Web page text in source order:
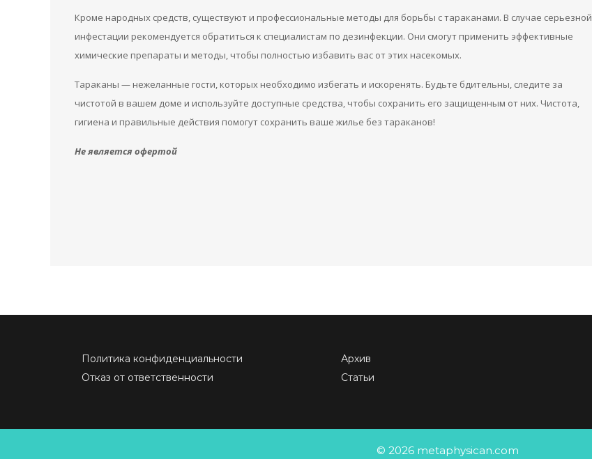
Кроме народных средств, существуют и профессиональные методы для борьбы с тараканами. В случае серьезной
инфестации рекомендуется обратиться к специалистам по дезинфекции. Они смогут применить эффективные
химические препараты и методы, чтобы полностью избавить вас от этих насекомых.
Тараканы — нежеланные гости, которых необходимо избегать и искоренять. Будьте бдительны, следите за
чистотой в вашем доме и используйте доступные средства, чтобы сохранить его защищенным от них. Чистота,
гигиена и правильные действия помогут сохранить ваше жилье без тараканов!
Не является офертой
Политика конфиденциальности
Отказ от ответственности
Архив
Статьи
© 2026 metaphysican.com